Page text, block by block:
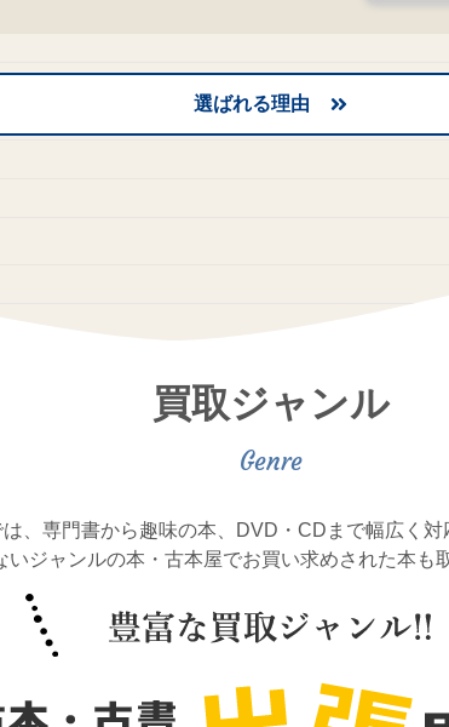
選ばれる理由
買取ジャンル
、専門書から趣味の本、DVD・CDまで幅広く対
いジャンルの本・古本屋でお買い求めされた本も